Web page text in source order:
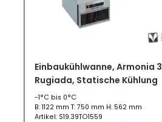
Einbaukühlwanne, Armonia 3
Rugiada, Statische Kühlung
-1°C bis 0°C
B: 1122 mm T: 750 mm H: 562 mm
Artikel: S19.39TO1559